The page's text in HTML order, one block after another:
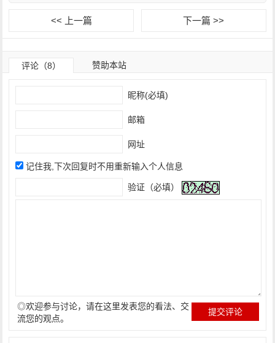
<< 上一篇 下一篇 >>
评论（8） 赞助本站
昵称(必填)
邮箱
网址
记住我,下次回复时不用重新输入个人信息
验证（必填）
◎欢迎参与讨论，请在这里发表您的看法、交
流您的观点。